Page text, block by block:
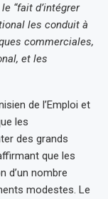
le “fait d’intégrer
les conduit à
commerciales,
et les
de l’Emploi et
les
des grands
que les
d’un nombre
modestes. Le